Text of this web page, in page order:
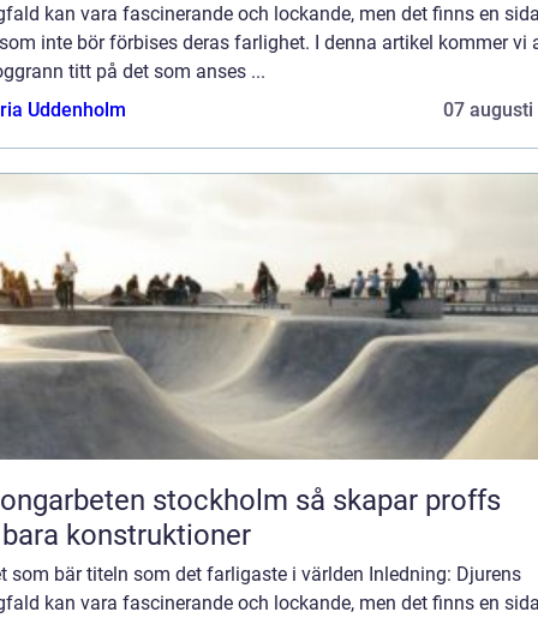
kan vara fascinerande och lockande, men det finns en
inte bör förbises deras farlighet. I denna artikel kommer vi
titt på det som anses ...
Uddenholm
07 augusti
stockholm så skapar proffs
konstruktioner
som bär titeln som det farligaste i världen Inledning: Djurens
kan vara fascinerande och lockande, men det finns en